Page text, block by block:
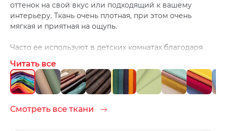
Смотреть все ткани
оттенок на свой вкус или подходящий к вашему
интерьеру. Ткань очень плотная, при этом очень
мягкая и приятная на ощупь.
Часто ее используют в детских комнатах благодаря
дети любят, что-нибудь испачкать ;)
Чистить ткань лучше средствами для домашней
Читать все